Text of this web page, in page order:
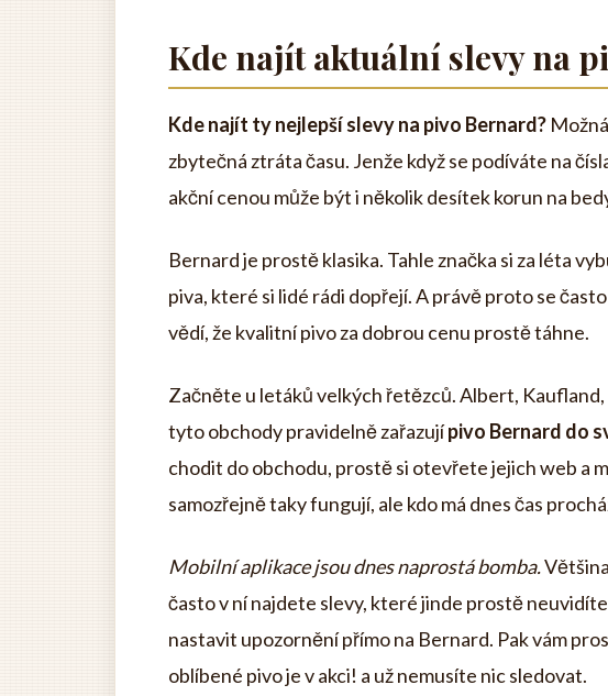
Kde najít aktuální slevy na
Kde najít ty nejlepší slevy na pivo Bernard?
zbytečná ztráta času. Jenže když se podíváte na
akční cenou může být i několik desítek korun na
Bernard je prostě klasika. Tahle značka si za léta
piva, které si lidé rádi dopřejí. A právě proto se
vědí, že kvalitní pivo za dobrou cenu prostě táhne.
Začněte u letáků velkých řetězců. Albert,
tyto obchody pravidelně zařazujípivo Bernard do
chodit do obchodu, prostě si otevřete jejich web a
samozřejně taky fungují, ale kdo má dnes čas
Mobilní aplikace jsou dnes naprostá bomba.
často v ní najdete slevy, které jinde prostě
nastavit upozornění přímo na Bernard. Pak vám
oblíbené pivo je v akci! a už nemusíte nic sledovat.